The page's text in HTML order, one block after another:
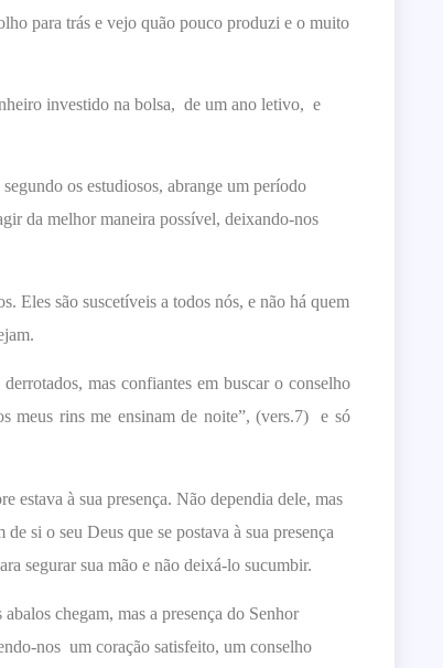
para trás e vejo quão pouco produzi e o muito
investido na bolsa, de um ano letivo, e
os estudiosos, abrange um período
da melhor maneira possível, deixando-nos
Eles são suscetíveis a todos nós, e não há quem
mas confiantes em buscar o conselho
meus rins me ensinam de noite”, (vers.7) e só
estava à sua presença. Não dependia dele, mas
si o seu Deus que se postava à sua presença
segurar sua mão e não deixá-lo sucumbir.
chegam, mas a presença do Senhor
nos um coração satisfeito, um conselho